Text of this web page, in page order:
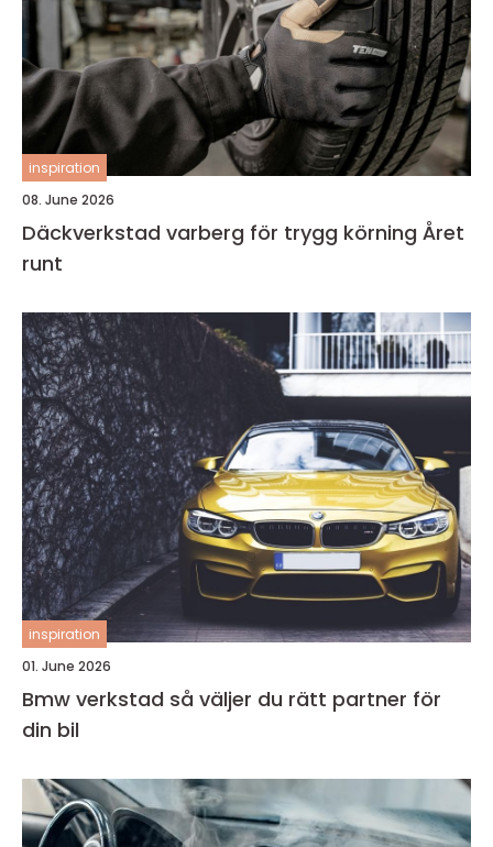
inspiration
08. June 2026
Däckverkstad varberg för trygg körning Året
runt
inspiration
01. June 2026
Bmw verkstad så väljer du rätt partner för
din bil